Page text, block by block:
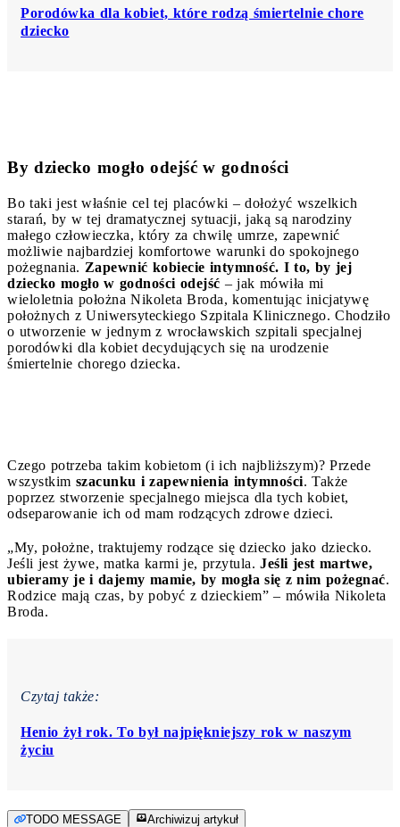
Porodówka dla kobiet, które rodzą śmiertelnie chore
dziecko
By dziecko mogło odejść w godności
Bo taki jest właśnie cel tej placówki – dołożyć wszelkich
starań, by w tej dramatycznej sytuacji, jaką są narodziny
małego człowieczka, który za chwilę umrze, zapewnić
możliwie najbardziej komfortowe warunki do spokojnego
pożegnania. Zapewnić kobiecie intymność. I to, by jej
dziecko mogło w godności odejść – jak mówiła mi
wieloletnia położna Nikoleta Broda, komentując inicjatywę
położnych z Uniwersyteckiego Szpitala Klinicznego. Chodziło
o utworzenie w jednym z wrocławskich szpitali specjalnej
porodówki dla kobiet decydujących się na urodzenie
śmiertelnie chorego dziecka.
Czego potrzeba takim kobietom (i ich najbliższym)? Przede
wszystkim szacunku i zapewnienia intymności. Także
poprzez stworzenie specjalnego miejsca dla tych kobiet,
odseparowanie ich od mam rodzących zdrowe dzieci.
„My, położne, traktujemy rodzące się dziecko jako dziecko.
Jeśli jest żywe, matka karmi je, przytula. Jeśli jest martwe,
ubieramy je i dajemy mamie, by mogła się z nim pożegnać.
Rodzice mają czas, by pobyć z dzieckiem” – mówiła Nikoleta
Broda.
Czytaj także:
Henio żył rok. To był najpiękniejszy rok w naszym
życiu
TODO MESSAGE Archiwizuj artykuł